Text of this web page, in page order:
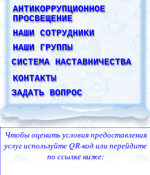
АНТИКОРРУПЦИОННОЕ
ПРОСВЕЩЕНИЕ
НАШИ СОТРУДНИКИ
НАШИ ГРУППЫ
СИСТЕМА НАСТАВНИЧЕСТВА
КОНТАКТЫ
ЗАДАТЬ ВОПРОС
Чтобы оценить условия предоставления
услуг используйте QR-код или перейдите
по ссылке ниже: